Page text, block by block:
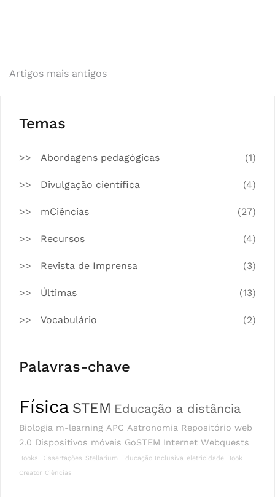
Navegação
artigos
Artigos mais antigos
Temas
Abordagens pedagógicas (1)
Divulgação científica (4)
mCiências (27)
Recursos (4)
Revista de Imprensa (3)
Últimas (13)
Vocabulário (2)
Palavras-chave
Física STEM Educação a distância
Biologia m-learning APC Astronomia Repositório web
2.0 Dispositivos móveis GoSTEM Internet Webquests
Books Dissertações Stellarium Educação Inclusiva eletricidade Book
Creator Ciências